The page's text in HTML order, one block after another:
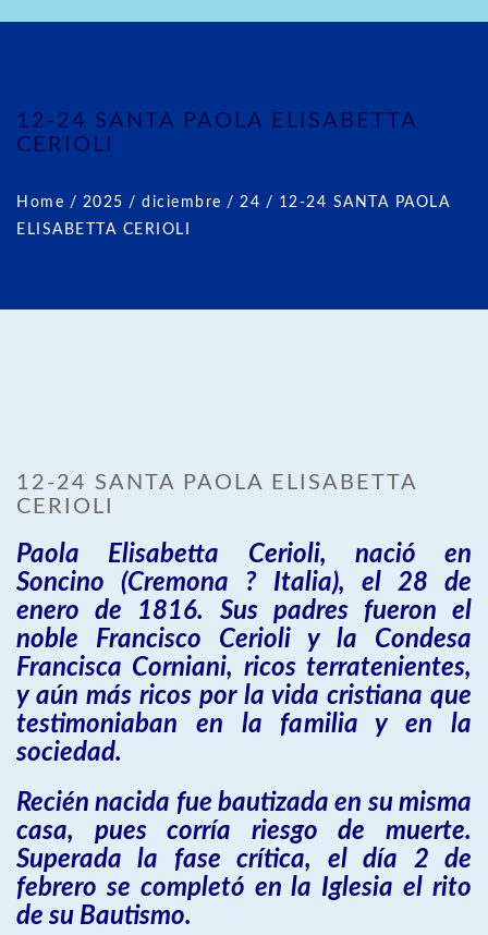
12-24 SANTA PAOLA ELISABETTA
CERIOLI
Home / 2025 / diciembre / 24 / 12-24 SANTA PAOLA
ELISABETTA CERIOLI
12-24 SANTA PAOLA ELISABETTA
CERIOLI
Paola Elisabetta Cerioli, nació en
Soncino (Cremona ? Italia), el 28 de
enero de 1816. Sus padres fueron el
noble Francisco Cerioli y la Condesa
Francisca Corniani, ricos terratenientes,
y aún más ricos por la vida cristiana que
testimoniaban en la familia y en la
sociedad.
Recién nacida fue bautizada en su misma
casa, pues corría riesgo de muerte.
Superada la fase crítica, el día 2 de
febrero se completó en la Iglesia el rito
de su Bautismo.